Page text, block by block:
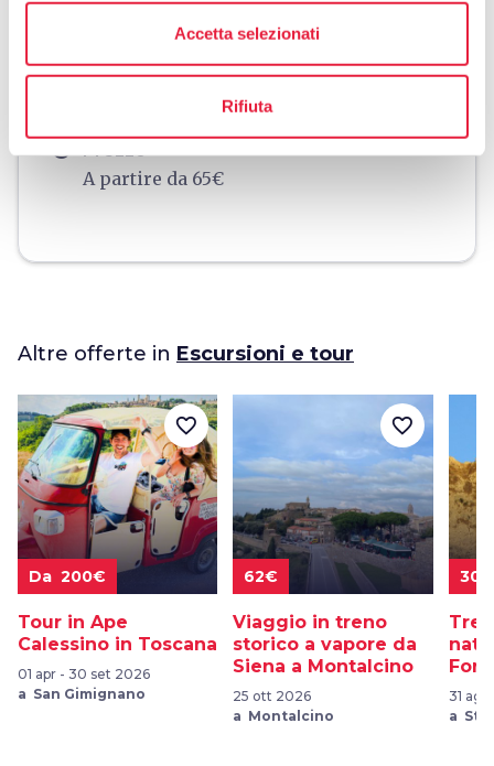
Accetta selezionati
Rifiuta
language Sito Web
https://www.maremmaescursioni.it/
phone Telefono
euro Prezzo
A partire da 65€
Altre offerte in Escursioni e tour
Da 200€
Tour in Ape
Calessino in Toscana
01 apr - 30 set 2026
a San Gimignano
favorite_border
62€
Viaggio in treno
storico a vapore da
Siena a Montalcino
25 ott 2026
a Montalcino
favorite_border
30€
31
a